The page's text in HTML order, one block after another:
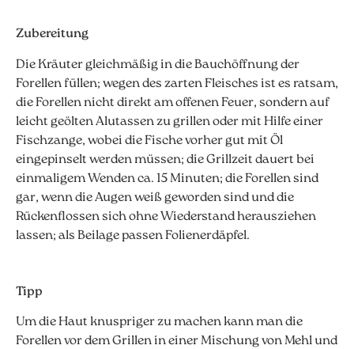
Zubereitung
Die Kräuter gleichmäßig in die Bauchöffnung der
Forellen füllen; wegen des zarten Fleisches ist es ratsam,
die Forellen nicht direkt am offenen Feuer, sondern auf
leicht geölten Alutassen zu grillen oder mit Hilfe einer
Fischzange, wobei die Fische vorher gut mit Öl
eingepinselt werden müssen; die Grillzeit dauert bei
einmaligem Wenden ca. 15 Minuten; die Forellen sind
gar, wenn die Augen weiß geworden sind und die
Rückenflossen sich ohne Wiederstand herausziehen
lassen; als Beilage passen Folienerdäpfel.
Tipp
Um die Haut knuspriger zu machen kann man die
Forellen vor dem Grillen in einer Mischung von Mehl und